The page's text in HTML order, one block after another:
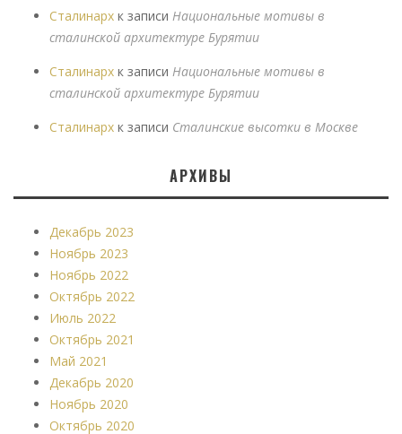
Сталинарх к записи Национальные мотивы в
сталинской архитектуре Бурятии
Сталинарх к записи Национальные мотивы в
сталинской архитектуре Бурятии
Сталинарх к записи Сталинские высотки в Москве
АРХИВЫ
Декабрь 2023
Ноябрь 2023
Ноябрь 2022
Октябрь 2022
Июль 2022
Октябрь 2021
Май 2021
Декабрь 2020
Ноябрь 2020
Октябрь 2020